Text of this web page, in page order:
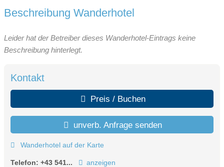
Beschreibung Wanderhotel
Leider hat der Betreiber dieses Wanderhotel-Eintrags keine
Beschreibung hinterlegt.
Kontakt
Preis / Buchen
unverb. Anfrage senden
Wanderhotel auf der Karte
Telefon: +43 541... anzeigen